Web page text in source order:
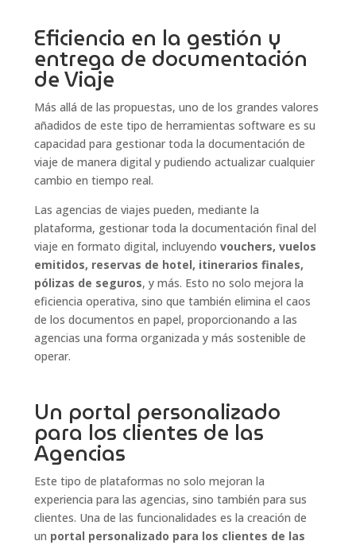
Eficiencia en la gestión y
entrega de documentación
de Viaje
Más allá de las propuestas, uno de los grandes valores
añadidos de este tipo de herramientas software es su
capacidad para gestionar toda la documentación de
viaje de manera digital y pudiendo actualizar cualquier
cambio en tiempo real.
Las agencias de viajes pueden, mediante la
plataforma, gestionar toda la documentación final del
viaje en formato digital, incluyendo vouchers, vuelos
emitidos, reservas de hotel, itinerarios finales,
pólizas de seguros, y más. Esto no solo mejora la
eficiencia operativa, sino que también elimina el caos
de los documentos en papel, proporcionando a las
agencias una forma organizada y más sostenible de
operar.
Un portal personalizado
para los clientes de las
Agencias
Este tipo de plataformas no solo mejoran la
experiencia para las agencias, sino también para sus
clientes. Una de las funcionalidades es la creación de
un portal personalizado para los clientes de las